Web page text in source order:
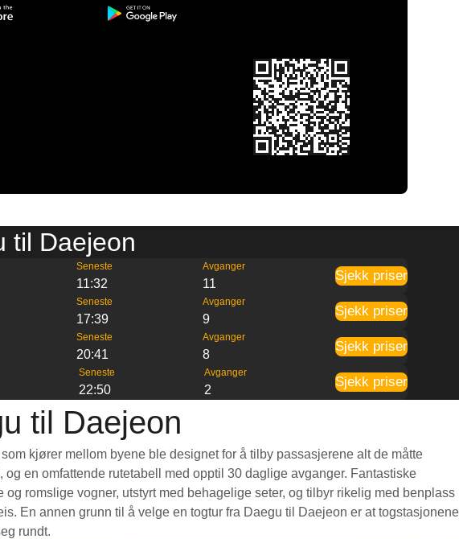
til Daejeon
Seneste
11:32
Avganger
11
Sjekk priser
Seneste
17:39
Avganger
9
Sjekk priser
Seneste
20:41
Avganger
8
Sjekk priser
Seneste
22:50
Avganger
2
Sjekk priser
til Daejeon
kjører mellom byene ble designet for å tilby passasjerene alt de måtte
en omfattende rutetabell med opptil 30 daglige avganger. Fantastiske
romslige vogner, utstyrt med behagelige seter, og tilbyr rikelig med benplass
En annen grunn til å velge en togtur fra Daegu til Daejeon er at togstasjonene
rundt.